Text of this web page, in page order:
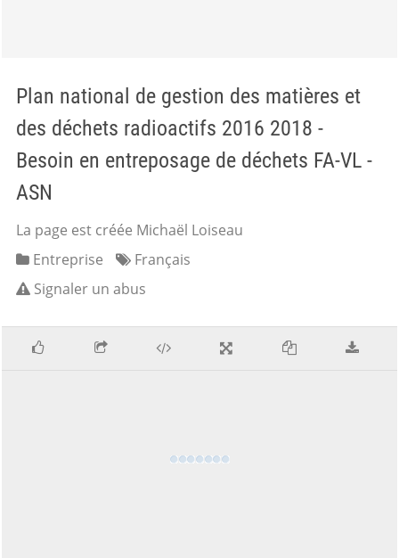
Plan national de gestion des matières et
des déchets radioactifs 2016 2018 -
Besoin en entreposage de déchets FA-VL -
ASN
La page est créée Michaël Loiseau
Entreprise
Français
Signaler un abus